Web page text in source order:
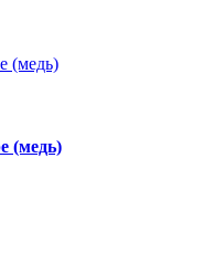
(медь)